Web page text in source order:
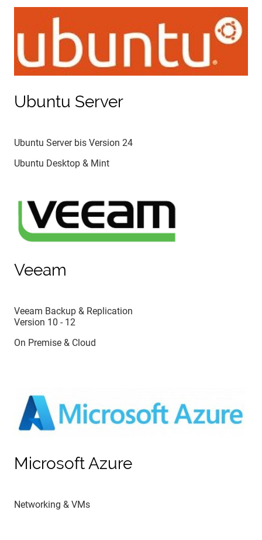
Ubuntu Server
Ubuntu Server bis Version 24
Ubuntu Desktop & Mint
Veeam
Veeam Backup & Replication
Version 10 - 12
On Premise & Cloud
Microsoft Azure
Networking & VMs